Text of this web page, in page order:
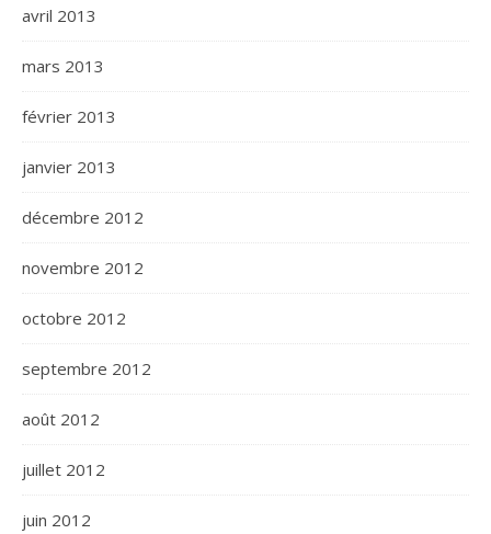
avril 2013
mars 2013
février 2013
janvier 2013
décembre 2012
novembre 2012
octobre 2012
septembre 2012
août 2012
juillet 2012
juin 2012